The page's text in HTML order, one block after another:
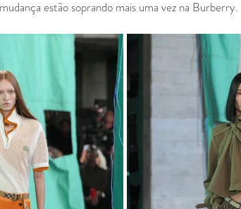
estão soprando mais uma vez na Burberry.